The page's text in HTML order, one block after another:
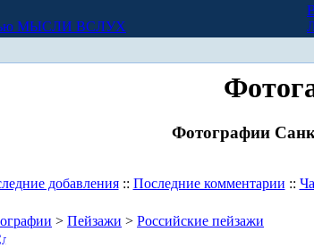
МЫСЛИ ВСЛУХ
Фотографии
добавления:: Последние комментарии ::
> Пейзажи > Российские пейзажи